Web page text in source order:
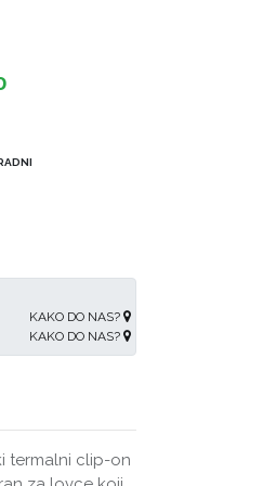
KAKO DO NAS?
KAKO DO NAS?
termalni clip-on